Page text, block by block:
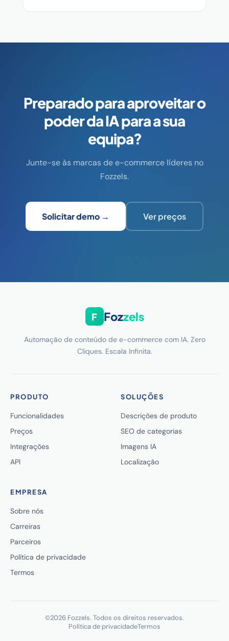
Preparado para aproveitar o
poder da IA para a sua
equipa?
Junte-se às marcas de e-commerce líderes no
Fozzels.
Solicitar demo → Ver preços
F Fozzels
Automação de conteúdo de e-commerce com IA. Zero
Cliques. Escala Infinita.
PRODUTO
Funcionalidades
Preços
Integrações
API
SOLUÇÕES
Descrições de produto
SEO de categorias
Imagens IA
Localização
EMPRESA
Sobre nós
Carreiras
Parceiros
Política de privacidade
Termos
©2026 Fozzels. Todos os direitos reservados.
Política de privacidadeTermos